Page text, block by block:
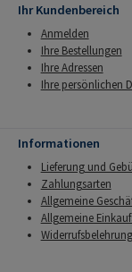
Ihr Kundenbereich
Anmelden
Ihre Bestellungen
Ihre Adressen
Ihre persönlichen
Informationen
Lieferung und
Zahlungsarten
Allgemeine
Allgemeine
Widerrufsbelehrung